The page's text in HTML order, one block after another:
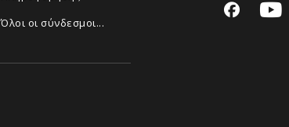
Όλοι οι σύνδεσμοι...